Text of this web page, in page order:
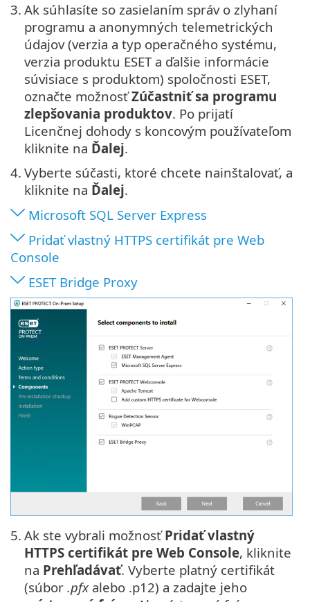
3. Ak súhlasíte so zasielaním správ o zlyhaní
programu a anonymných telemetrických
údajov (verzia a typ operačného systému,
verzia produktu ESET a ďalšie informácie
súvisiace s produktom) spoločnosti ESET,
označte možnosťZúčastniť sa programu
zlepšovania produktov. Po prijatí
Licenčnej dohody s koncovým používateľom
kliknite na Ďalej.
4. Vyberte súčasti, ktoré chcete nainštalovať, a
kliknite na Ďalej.
Microsoft SQL Server Express
Pridať vlastný HTTPS certifikát pre Web
Console
ESET Bridge Proxy
5. Ak ste vybrali možnosťPridať vlastný
HTTPS certifikát pre Web Console, kliknite
na Prehľadávať. Vyberte platný certifikát
(súbor .pfxalebo .p12) a zadajte jeho